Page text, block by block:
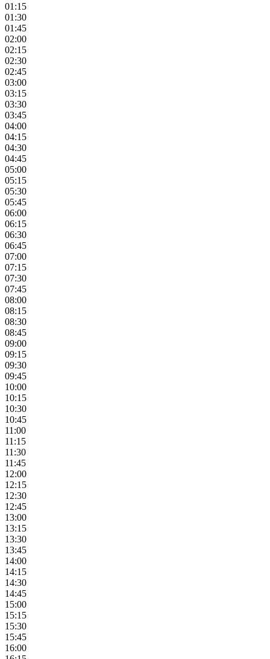
01:15
01:30
01:45
02:00
02:15
02:30
02:45
03:00
03:15
03:30
03:45
04:00
04:15
04:30
04:45
05:00
05:15
05:30
05:45
06:00
06:15
06:30
06:45
07:00
07:15
07:30
07:45
08:00
08:15
08:30
08:45
09:00
09:15
09:30
09:45
10:00
10:15
10:30
10:45
11:00
11:15
11:30
11:45
12:00
12:15
12:30
12:45
13:00
13:15
13:30
13:45
14:00
14:15
14:30
14:45
15:00
15:15
15:30
15:45
16:00